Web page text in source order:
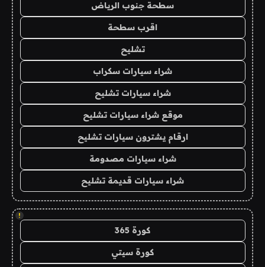
سطحة جنوب الرياض
اقرب سطحة
تشليح
شراء سيارات سكراب
شراء سيارات تشليح
موقع شراء سيارات تشليح
ارقام يشترون سيارات تشليح
شراء سيارات مصدومة
شراء سيارات قديمة تشليح
!
كورة 365
كورة سيتي